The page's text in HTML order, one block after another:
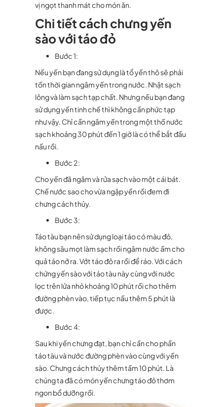
vị ngọt thanh mát cho món ăn.
Chi tiết cách chưng yến
sào với táo đỏ
Bước 1:
Nếu yến bạn đang sử dụng là tổ yến thô sẽ phải
tốn thời gian ngâm yến trong nước. Nhặt sạch
lông và làm sạch tạp chất. Nhưng nếu bạn đang
sử dụng yến tinh chế thì không cần phức tạp
như vậy. Chỉ cần ngâm yến trong một thố nước
sạch khoảng 30 phút đến 1 giờ là có thể bắt đầu
nấu rồi.
Bước 2:
Cho yến đã ngâm và rửa sạch vào một cái bát.
Chế nước sao cho vừa ngập yến rồi đem đi
chưng cách thủy.
Bước 3:
Táo tàu bạn nên sử dụng loại táo có màu đỏ,
không sâu mọt làm sạch rồi ngâm nước ấm cho
quả táo nở ra. Vớt táo đỏ ra rồi để ráo. Với cách
chứng yến sào với táo tàu này cùng với nước
lọc trên lửa nhỏ khoảng 10 phút rồi cho thêm
đường phèn vào, tiếp tục nấu thêm 5 phút là
được.
Bước 4:
Sau khi yến chưng đạt, bạn chỉ cần cho phần
táo tàu và nước đường phèn vào cùng với yến
sào. Chưng cách thủy thêm tầm 10 phút. Là
chúng ta đã có món yến chưng táo đỏ thơm
ngon bổ dưỡng rồi.